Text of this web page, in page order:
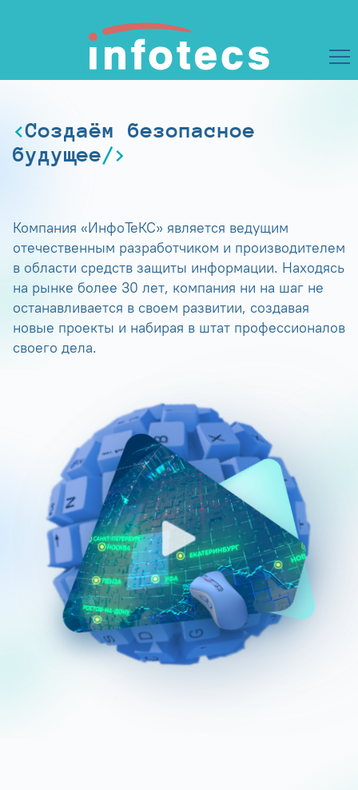
Создаём безопасное
будущее
Компания «ИнфоТеКС» является ведущим
отечественным разработчиком и производителем
в области средств защиты информации. Находясь
на рынке более 30 лет, компания ни на шаг не
останавливается в своем развитии, создавая
новые проекты и набирая в штат профессионалов
своего дела.